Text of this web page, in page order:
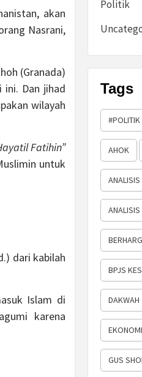
akan
Nasrani,
(Granada)
Dan jihad
wilayah
Fatihin”
untuk
dari kabilah
Islam di
karena
Politik
Tags
#POLITIK
AHOK
ANALISIS
BPJS
DAKWAH
EKONOMI
GUS